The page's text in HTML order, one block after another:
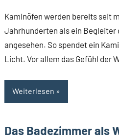
Kaminöfen werden bereits seit
Jahrhunderten als ein Begleiter
angesehen. So spendet ein
Licht. Vor allem das Gefühl der
Weiterlesen
Das Badezimmer als